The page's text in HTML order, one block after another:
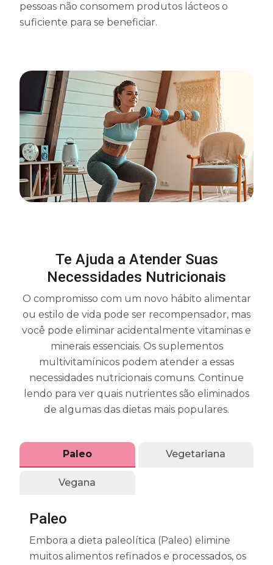
pessoas não consomem produtos lácteos o
suficiente para se beneficiar.
Te Ajuda a Atender Suas
Necessidades Nutricionais
O compromisso com um novo hábito alimentar
ou estilo de vida pode ser recompensador, mas
você pode eliminar acidentalmente vitaminas e
minerais essenciais. Os suplementos
multivitamínicos podem atender a essas
necessidades nutricionais comuns. Continue
lendo para ver quais nutrientes são eliminados
de algumas das dietas mais populares.
Paleo Vegetariana
Vegana
Paleo
Embora a dieta paleolítica (Paleo) elimine
muitos alimentos refinados e processados, os